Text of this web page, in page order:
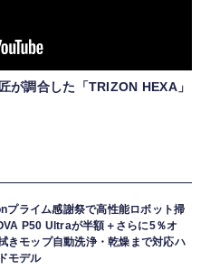
が調合した「TRIZON HEXA」
プライム感謝祭で高性能ロボット掃
P50 Ultraが半額＋さらに5％オ
きモップ自動洗浄・乾燥まで対応ハ
モデル